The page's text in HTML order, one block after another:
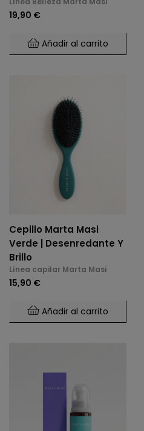
19,90 €
Añadir al carrito
Cepillo Marta Masi
Verde | Desenredante Y
Brillo
Línea capilar Marta Masi
15,90 €
Añadir al carrito